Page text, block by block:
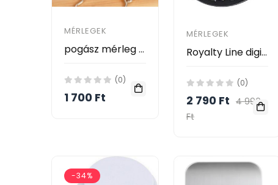
MÉRLEGEK
pogász mérleg max 50kg
(0)
1 700 Ft
MÉRLEGEK
Royalty Line digitális konyhamérleg
(0)
2 790 Ft 4 990
Ft
-34%